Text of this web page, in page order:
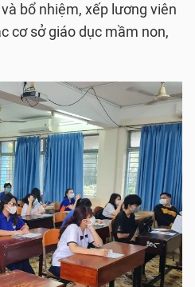
bổ nhiệm, xếp lương viên
cơ sở giáo dục mầm non,